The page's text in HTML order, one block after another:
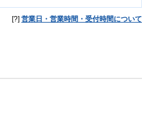
[?] 営業日・営業時間・受付時間について